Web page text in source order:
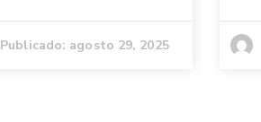
Publicado: agosto 29, 2025